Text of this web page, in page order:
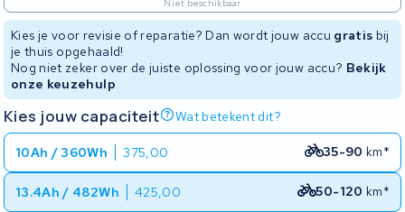
Niet beschikbaar
Kies je voor revisie of reparatie? Dan wordt jouw accu gratis bij
je thuis opgehaald!
Nog niet zeker over de juiste oplossing voor jouw accu? Bekijk
onze keuzehulp
Kies jouw capaciteit Wat betekent dit?
10Ah / 360Wh 375,00 35-90 km*
13.4Ah / 482Wh 425,00 50-120 km*